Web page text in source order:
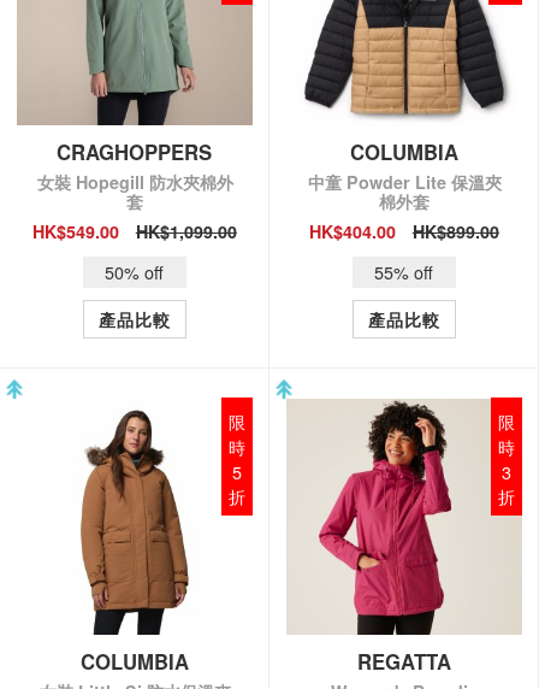
QUICK VIEW
CRAGHOPPERS
女裝 Hopegill 防水夾棉外
套
HK$549.00
HK$1,099.00
50% off
產品比較
QUICK VIEW
COLUMBIA
中童 Powder Lite 保溫夾
棉外套
HK$404.00
HK$899.00
55% off
產品比較
COLUMBIA
限
時
5
折
REGATTA
限
時
3
折